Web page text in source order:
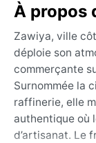
À propos
Zawiya, ville
déploie son
commerçante
Surnommée la
raffinerie, elle
authentique où
d’artisanat. Le